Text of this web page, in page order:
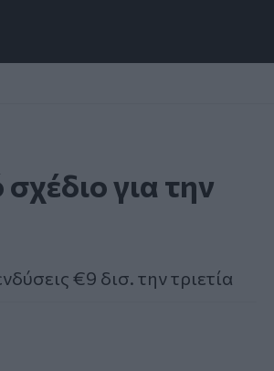
για την
€9 δισ. την τριετία